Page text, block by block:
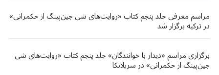
مراسم معرفی جلد پنجم کتاب «روایت‌های شی جین‌پینگ از حکمرانی»
در ترکیه برگزار شد
برگزاری مراسم «دیدار با خوانندگان» جلد پنجم کتاب «روایت‌های شی
جین‌پینگ از حکمرانی» در سریلانکا